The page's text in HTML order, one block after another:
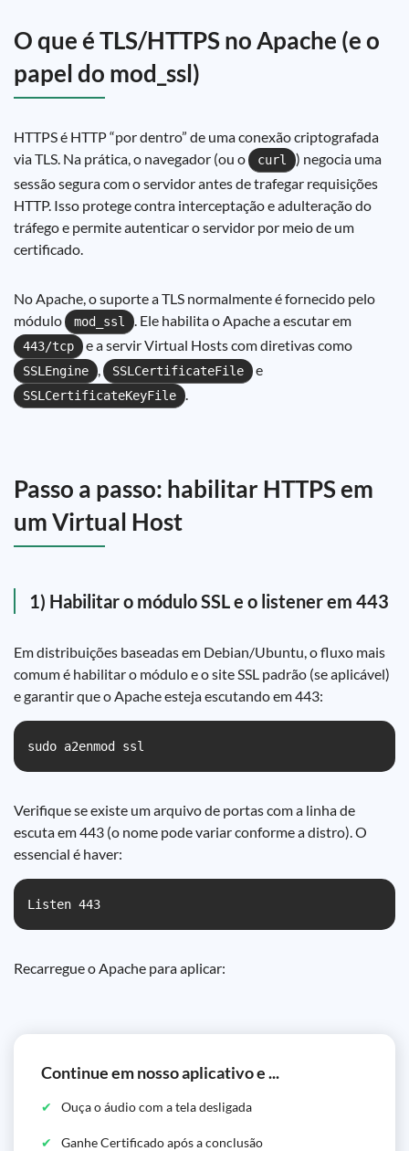
O que é TLS/HTTPS no Apache (e o
papel do mod_ssl)
HTTPS é HTTP “por dentro” de uma conexão criptografada
via TLS. Na prática, o navegador (ou o
curl
) negocia uma
sessão segura com o servidor antes de trafegar requisições
HTTP. Isso protege contra interceptação e adulteração do
tráfego e permite autenticar o servidor por meio de um
certificado.
No Apache, o suporte a TLS normalmente é fornecido pelo
módulo
mod_ssl . Ele habilita o Apache a escutar em
443/tcp e a servir Virtual Hosts com diretivas como
SSLEngine , SSLCertificateFile e
SSLCertificateKeyFile .
Passo a passo: habilitar HTTPS em
um Virtual Host
1) Habilitar o módulo SSL e o listener em 443
Em distribuições baseadas em Debian/Ubuntu, o fluxo mais
comum é habilitar o módulo e o site SSL padrão (se aplicável)
e garantir que o Apache esteja escutando em 443:
sudo a2enmod ssl
Verifique se existe um arquivo de portas com a linha de
escuta em 443 (o nome pode variar conforme a distro). O
essencial é haver:
Listen 443
Recarregue o Apache para aplicar:
Continue em nosso aplicativo e ...
Ouça o áudio com a tela desligada
Ganhe Certificado após a conclusão